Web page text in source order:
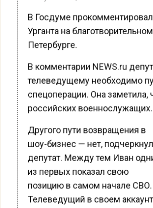
В Госдуме
Урганта на
Петербурге.
В комментарии NEWS.ru
телеведущему необходимо
спецоперации. Она заметила,
российских военнослужащих.
Другого пути возвращения в
шоу-бизнес — нет,
депутат. Между тем Иван
из первых показал свою
позицию в самом начале СВО.
Телеведущий в своем